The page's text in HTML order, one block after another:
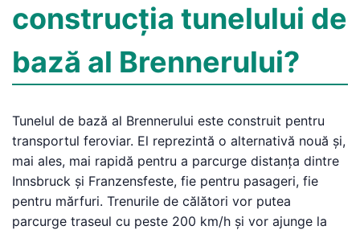
construcția tunelului de
bază al Brennerului?
Tunelul de bază al Brennerului este construit pentru
transportul feroviar. El reprezintă o alternativă nouă și,
mai ales, mai rapidă pentru a parcurge distanța dintre
Innsbruck și Franzensfeste, fie pentru pasageri, fie
pentru mărfuri. Trenurile de călători vor putea
parcurge traseul cu peste 200 km/h și vor ajunge la